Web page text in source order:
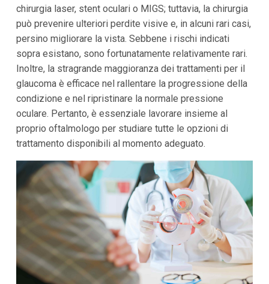
chirurgia laser, stent oculari o MIGS; tuttavia, la chirurgia
può prevenire ulteriori perdite visive e, in alcuni rari casi,
persino migliorare la vista. Sebbene i rischi indicati
sopra esistano, sono fortunatamente relativamente rari.
Inoltre, la stragrande maggioranza dei trattamenti per il
glaucoma è efficace nel rallentare la progressione della
condizione e nel ripristinare la normale pressione
oculare. Pertanto, è essenziale lavorare insieme al
proprio oftalmologo per studiare tutte le opzioni di
trattamento disponibili al momento adeguato.